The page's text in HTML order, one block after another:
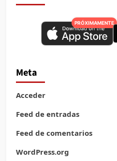
PRÓXIMAMENTE
Meta
Acceder
Feed de entradas
Feed de comentarios
WordPress.org